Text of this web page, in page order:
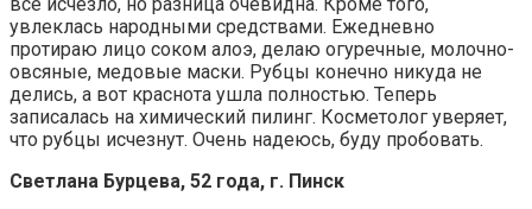
увлеклась народными средствами. Ежедневно
протираю лицо соком алоэ, делаю огуречные, молочно-
овсяные, медовые маски. Рубцы конечно никуда не
делись, а вот краснота ушла полностью. Теперь
записалась на химический пилинг. Косметолог уверяет,
что рубцы исчезнут. Очень надеюсь, буду пробовать.
Светлана Бурцева, 52 года, г. Пинск